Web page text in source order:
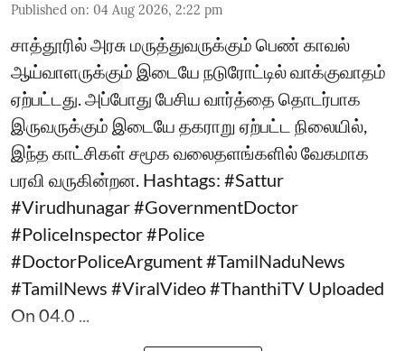
Published on: 04 Aug 2026, 2:22 pm
சாத்தூரில் அரசு மருத்துவருக்கும் பெண் காவல்
ஆய்வாளருக்கும் இடையே நடுரோட்டில் வாக்குவாதம்
ஏற்பட்டது. அப்போது பேசிய வார்த்தை தொடர்பாக
இருவருக்கும் இடையே தகராறு ஏற்பட்ட நிலையில்,
இந்த காட்சிகள் சமூக வலைதளங்களில் வேகமாக
பரவி வருகின்றன. Hashtags: #Sattur
#Virudhunagar #GovernmentDoctor
#PoliceInspector #Police
#DoctorPoliceArgument #TamilNaduNews
#TamilNews #ViralVideo #ThanthiTV Uploaded
On 04.0 ...